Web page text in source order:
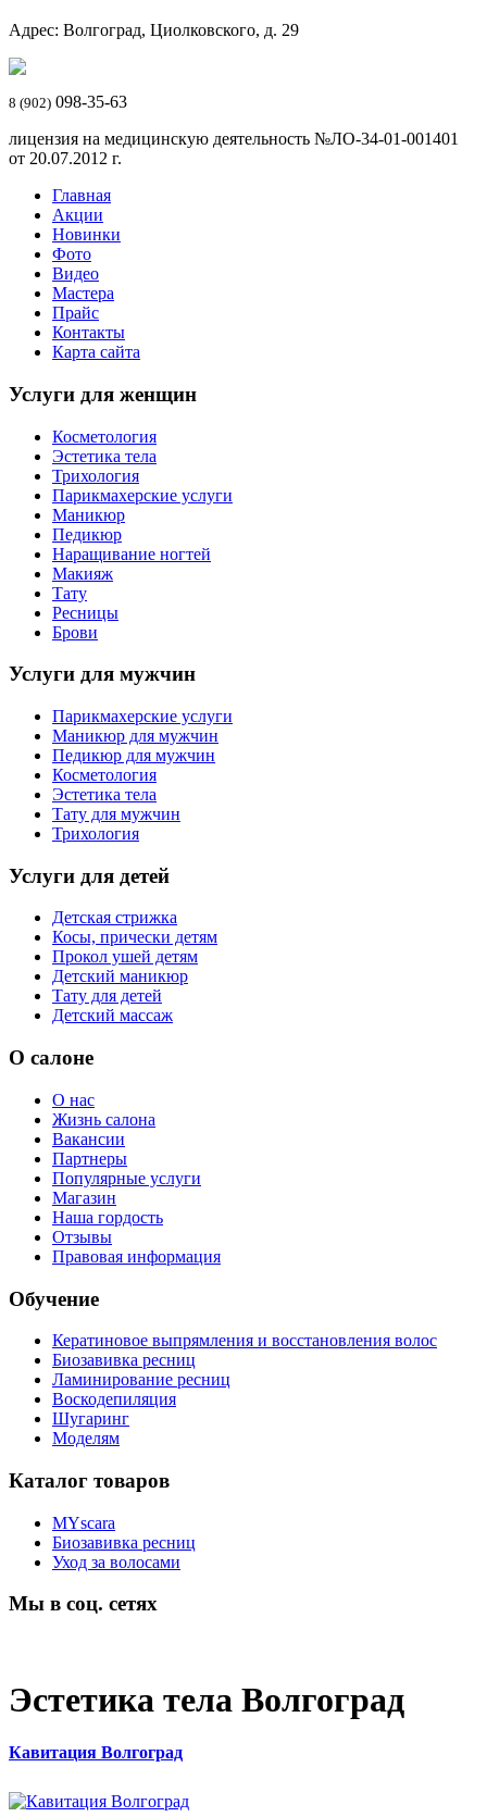
Адрес: Волгоград, Циолковского, д. 29
8 (902) 098-35-63
лицензия на медицинскую деятельность №ЛО-34-01-001401
от 20.07.2012 г.
Главная
Акции
Новинки
Фото
Видео
Мастера
Прайс
Контакты
Карта сайта
Услуги для женщин
Косметология
Эстетика тела
Трихология
Парикмахерские услуги
Маникюр
Педикюр
Наращивание ногтей
Макияж
Тату
Ресницы
Брови
Услуги для мужчин
Парикмахерские услуги
Маникюр для мужчин
Педикюр для мужчин
Косметология
Эстетика тела
Тату для мужчин
Трихология
Услуги для детей
Детская стрижка
Косы, прически детям
Прокол ушей детям
Детский маникюр
Тату для детей
Детский массаж
О салоне
О нас
Жизнь салона
Вакансии
Партнеры
Популярные услуги
Магазин
Наша гордость
Отзывы
Правовая информация
Обучение
Кератиновое выпрямления и восстановления волос
Биозавивка ресниц
Ламинирование ресниц
Воскодепиляция
Шугаринг
Моделям
Каталог товаров
MYscara
Биозавивка ресниц
Уход за волосами
Мы в соц. сетях
Эстетика тела Волгоград
Кавитация Волгоград